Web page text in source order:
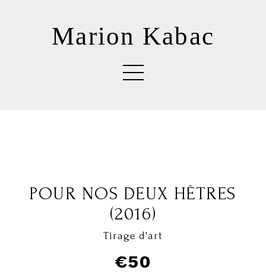
Marion Kabac
POUR NOS DEUX HÊTRES
(2016)
Tirage d'art
€50